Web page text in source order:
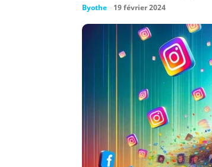
Byothe - 19 février 2024